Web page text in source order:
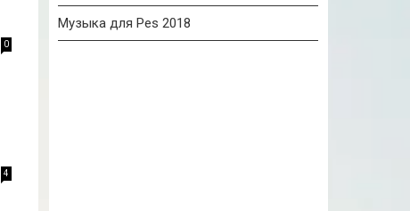
0
4
Музыка для Pes 2018